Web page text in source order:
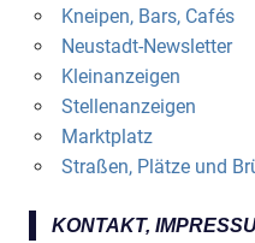
Kneipen, Bars, Cafés
Neustadt-Newsletter
Kleinanzeigen
Stellenanzeigen
Marktplatz
Straßen, Plätze und
KONTAKT,